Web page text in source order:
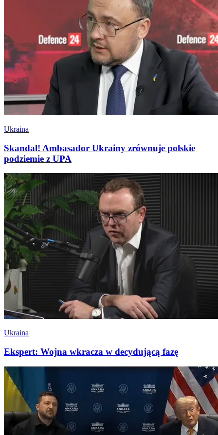
Ukraina
Skandal! Ambasador Ukrainy zrównuje polskie
podziemie z UPA
Ukraina
Ekspert: Wojna wkracza w decydującą fazę